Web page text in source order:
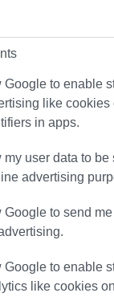
Google to enable
like cookies
in apps.
my user data to be
advertising
Google to send me
Google to enable
like cookies